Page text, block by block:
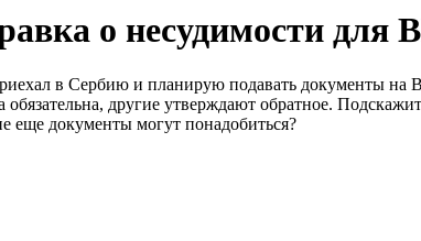
о несудимости для
в Сербию и планирую подавать документы
обязательна, другие утверждают обратное.
еще документы могут понадобиться?